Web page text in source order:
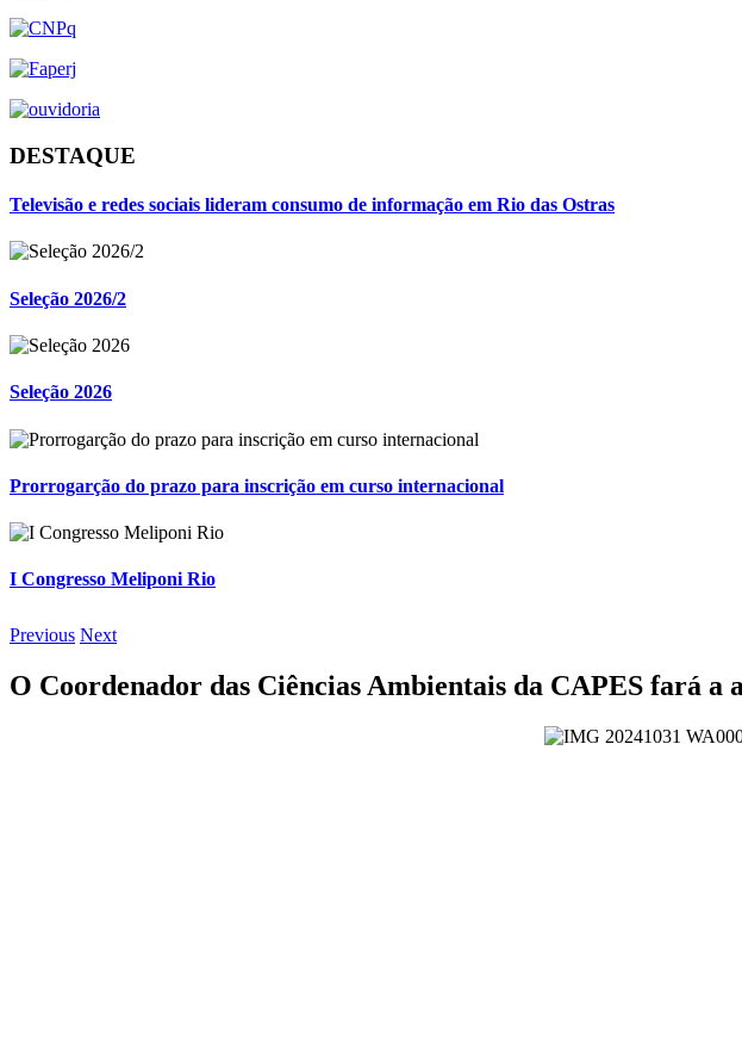
DESTAQUE
Televisão e redes sociais lideram consumo de informação em Rio das Ostras
Seleção 2026/2
Seleção 2026
Prorrogarção do prazo para inscrição em curso internacional
I Congresso Meliponi Rio
Previous Next
O Coordenador das Ciências Ambientais da CAPES fará